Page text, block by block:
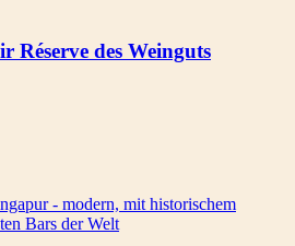
Réserve des Weinguts